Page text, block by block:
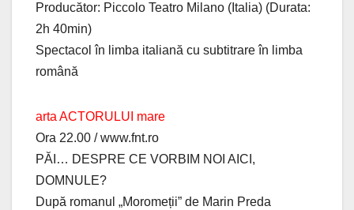
Producător: Piccolo Teatro Milano (Italia) (Durata:
2h 40min)
Spectacol în limba italiană cu subtitrare în limba
română
arta ACTORULUI mare
Ora 22.00 / www.fnt.ro
PĂI… DESPRE CE VORBIM NOI AICI,
DOMNULE?
După romanul „Moromeții” de Marin Preda